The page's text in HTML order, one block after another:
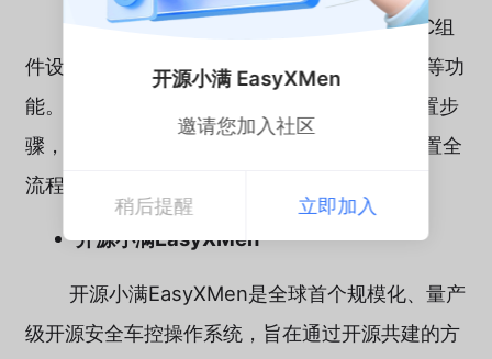
开源小满 EasyXMen
邀请您加入社区
稍后提醒 立即加入
ORIENTAIS® 开发工具链，支持应用SWC组
件设计、基础软件BSW配置和RTE代码的生成等功
能。根据AUTOSAR开发方法中定义的ECU配置步
骤，实现了从配置、验证到代码生成的ECU配置全
流程的功能。
开源小满EasyXMen
开源小满EasyXMen是全球首个规模化、量产
级开源安全车控操作系统，旨在通过开源共建的方